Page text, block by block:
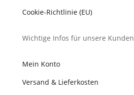
Cookie-Richtlinie (EU)
Wichtige Infos für unsere Kunden
Mein Konto
Versand & Lieferkosten